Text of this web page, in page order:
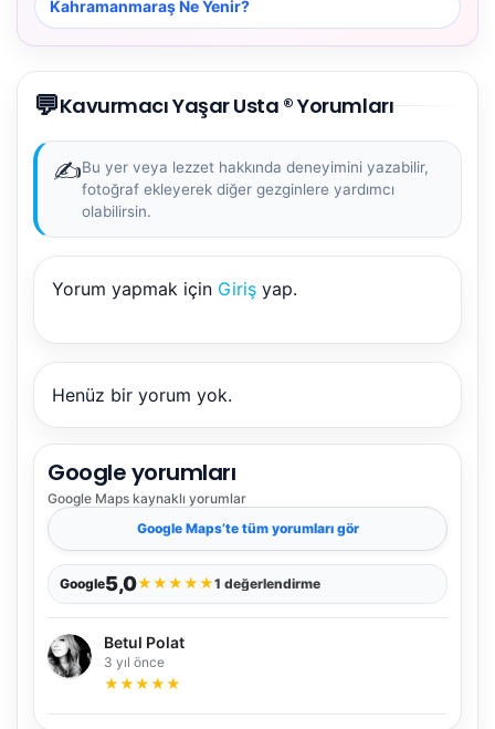
Kahramanmaraş Ne Yenir?
💬Kavurmacı Yaşar Usta ® Yorumları
✍️Bu yer veya lezzet hakkında deneyimini yazabilir,
fotoğraf ekleyerek diğer gezginlere yardımcı
olabilirsin.
Yorum yapmak için Giriş yap.
Henüz bir yorum yok.
Google yorumları
Google Maps kaynaklı yorumlar
Google Maps’te tüm yorumları gör
Google5,0★★★★★1 değerlendirme
Betul Polat
3 yıl önce
★★★★★
NBY Akıllı Asistan
AI kullanmadan, sitedeki gerçek yerlerle akıllı rota
Şehir / ilçe
🧭 Rehber
🏛️ Tarihi